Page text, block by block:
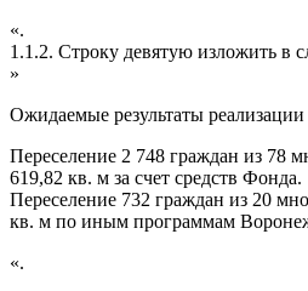
«.
1.1.2. Строку девятую изложить в
»
Ожидаемые результаты
Переселение 2 748 граждан из 78
619,82 кв. м за счет средств Фонда.
Переселение 732 граждан из 20
кв. м по иным программам
«.